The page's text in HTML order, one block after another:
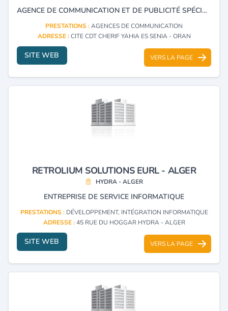
AGENCE DE COMMUNICATION ET DE PUBLICITÉ SPÉCIALISÉ EN CRÉATION DE SITES WEB, DÉVELOPPEMENT DE RÉSEAUX ET SOLUTIONS INFORMATIQUES ET CONCEPTIONS GRAPHIQUES.
PRESTATIONS :AGENCES DE COMMUNICATION
ADRESSE :CITE CDT CHERIF YAHIA ES SENIA - ORAN
SITE WEB VERS LA PAGE
RETROLIUM SOLUTIONS EURL - ALGER
HYDRA - ALGER
ENTREPRISE DE SERVICE INFORMATIQUE
PRESTATIONS : DÉVELOPPEMENT, INTÉGRATION INFORMATIQUE
ADRESSE :45 RUE DU HOGGAR HYDRA - ALGER
SITE WEB VERS LA PAGE